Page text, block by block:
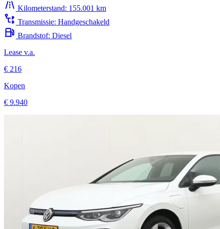
Kilometerstand: 155.001 km
Transmissie: Handgeschakeld
Brandstof: Diesel
Lease v.a.
€ 216
Kopen
€ 9.940